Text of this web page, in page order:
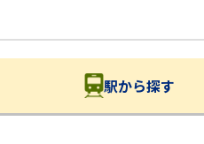
駅から探す